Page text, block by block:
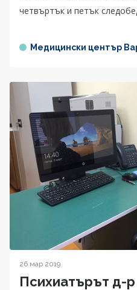
четвъртък и петък
Медицински център
26 мар 2019
Психиатърът д-